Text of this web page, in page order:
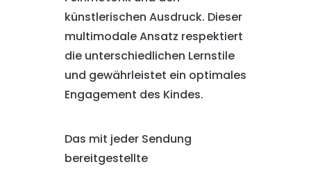
künstlerischen Ausdruck. Dieser
multimodale Ansatz respektiert
die unterschiedlichen Lernstile
und gewährleistet ein optimales
Engagement des Kindes.
Das mit jeder Sendung
bereitgestellte